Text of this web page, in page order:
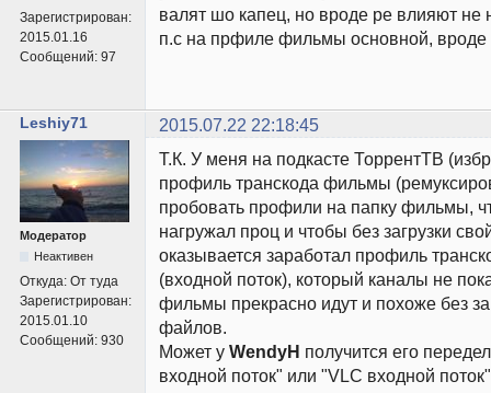
Зарегистрирован:
2015.01.16
Сообщений: 97
валят шо капец, но вроде ре влияют не
п.с на прфиле фильмы основной, вроде
Leshiy71 2015.07.22 22:18:45
Модератор
Неактивен
Откуда: От туда
Зарегистрирован:
2015.01.10
Сообщений: 930
Т.К. У меня на подкасте ТоррентТВ
профиль транскода фильмы
пробовать профили на папку фильмы,
нагружал проц и чтобы без загрузки
оказывается заработал профиль
(входной поток), который каналы не
фильмы прекрасно идут и похоже без
файлов.
Может у WendyH получится его
входной поток" или "VLC входной